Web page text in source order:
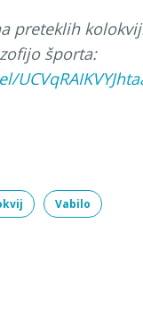
preteklih
športa:
Vabilo